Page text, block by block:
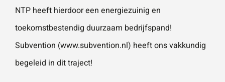
NTP heeft hierdoor een energiezuinig en
toekomstbestendig duurzaam bedrijfspand!
Subvention (www.subvention.nl) heeft ons vakkundig
begeleid in dit traject!